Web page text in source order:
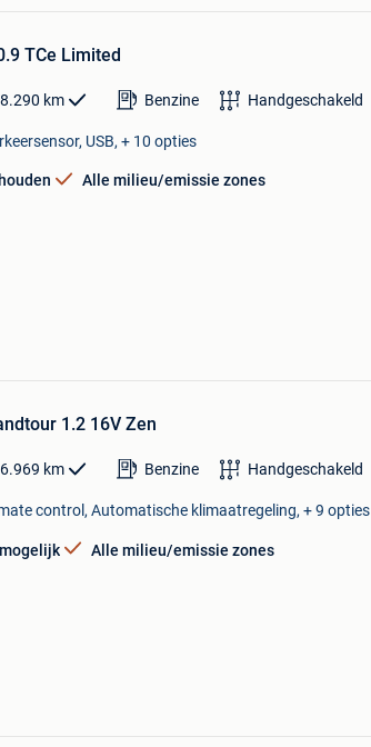
TCe Limited
km Benzine Handgeschakeld
USB, + 10 opties
Alle milieu/emissie zones
1.2 16V Zen
km Benzine Handgeschakeld
control, Automatische klimaatregeling, + 9 opties
Alle milieu/emissie zones